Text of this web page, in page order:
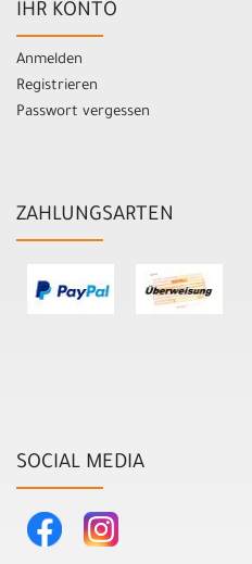
IHR KONTO
Anmelden
Registrieren
Passwort vergessen
ZAHLUNGSARTEN
SOCIAL MEDIA